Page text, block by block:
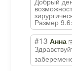
Размер
#13 Анна